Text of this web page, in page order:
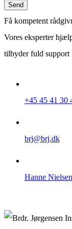
Få kompetent
Vores eksperter
tilbyder fuld support
+45 45 41 30
brj@brj.dk
Hanne